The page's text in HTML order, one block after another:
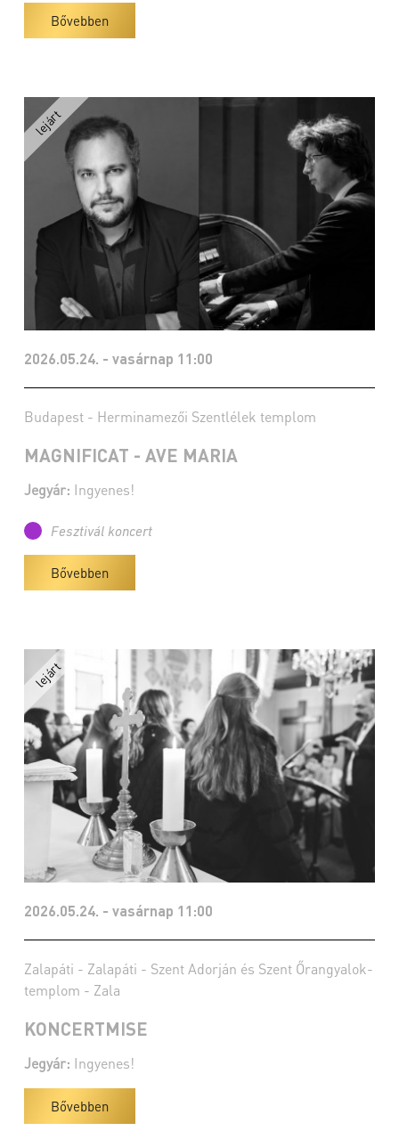
Bővebben
2026.05.24. - vasárnap 11:00
Budapest - Herminamezői Szentlélek templom
MAGNIFICAT - AVE MARIA
Jegyár: Ingyenes!
Fesztivál koncert
Bővebben
2026.05.24. - vasárnap 11:00
Zalapáti - Zalapáti - Szent Adorján és Szent Őrangyalok-
templom - Zala
KONCERTMISE
Jegyár: Ingyenes!
Bővebben